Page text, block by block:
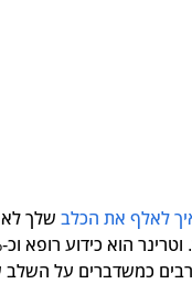
לאלף את הכלב שלך לא
רבים כמשדברים על